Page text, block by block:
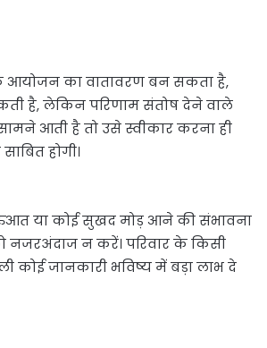
आयोजन का वातावरण बन सकता है,
है, लेकिन परिणाम संतोष देने वाले
आती है तो उसे स्वीकार करना ही
होगी।
या कोई सुखद मोड़ आने की संभावना
नजरअंदाज न करें। परिवार के किसी
कोई जानकारी भविष्य में बड़ा लाभ दे